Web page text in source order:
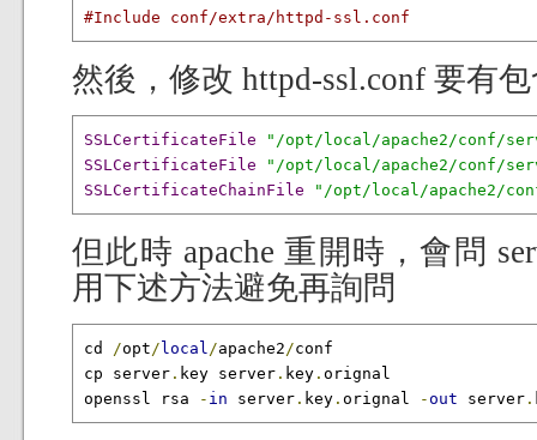
#Include conf/extra/httpd-ssl.conf
然後，修改 httpd-ssl.conf 要有
SSLCertificateFile
"/opt/local/apache2/conf/
SSLCertificateFile
"/opt/local/apache2/conf/
SSLCertificateChainFile
"/opt/local/apache2/
但此時 apache 重開時，會問
用下述方法避免再詢問
cd /opt/ local/apache2/conf
cp server. key server. key. orignal
openssl rsa
- in server. key. orignal -out server.